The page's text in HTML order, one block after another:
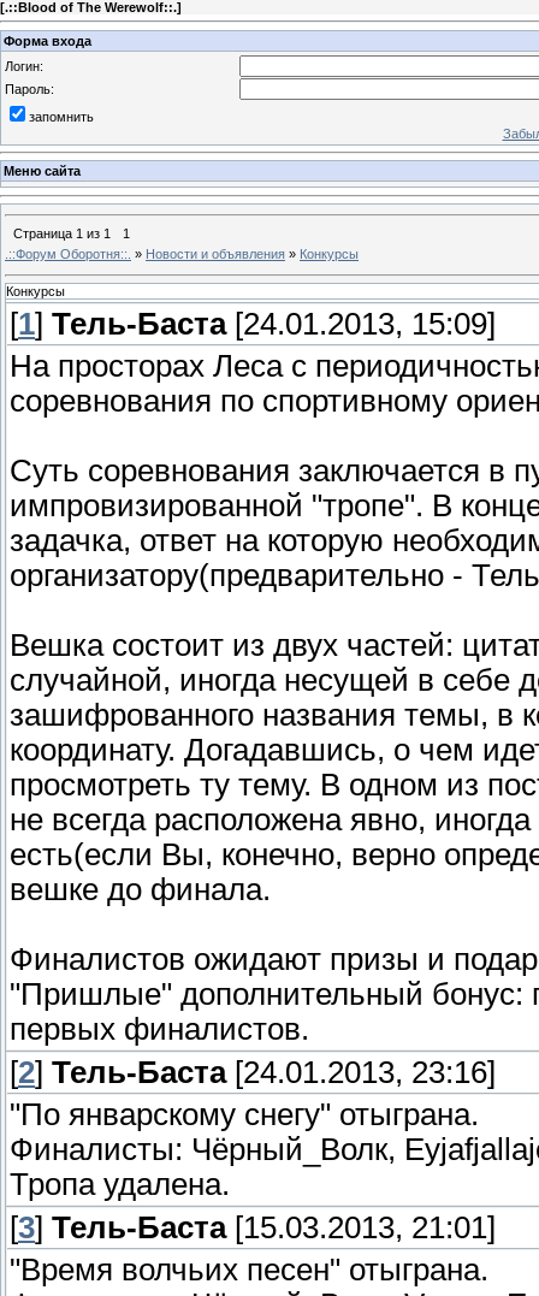
[.::Blood of The Werewolf::.]
Форма входа
Логин:
Пароль:
запомнить
Меню сайта
Страница 1 из 1
1
.::Форум Оборотня::. » Новости и объявления » Конкурсы
Конкурсы
[1] Тель-Баста[24.01.2013, 15:09]
На просторах Леса с
соревнования по спортивному
Суть соревнования заключается
импровизированной "тропе". В
задачка, ответ на которую
организатору(предварительно -
Вешка состоит из двух частей:
случайной, иногда несущей в себе
зашифрованного названия темы, в
координату. Догадавшись, о чем
просмотреть ту тему. В одном из
не всегда расположена явно,
есть(если Вы, конечно, верно
вешке до финала.
Финалистов ожидают призы и
"Пришлые" дополнительный бонус:
первых финалистов.
[2] Тель-Баста[24.01.2013, 23:16]
"По январскому снегу" отыграна.
Финалисты: Чёрный_Волк,
Тропа удалена.
[3] Тель-Баста[15.03.2013, 21:01]
"Время волчьих песен" отыграна.